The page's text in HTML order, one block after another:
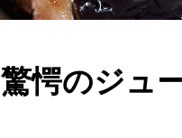
驚愕のジュ